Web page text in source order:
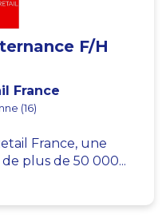
F/H
France
(16)
France, une
plus de 50 000...